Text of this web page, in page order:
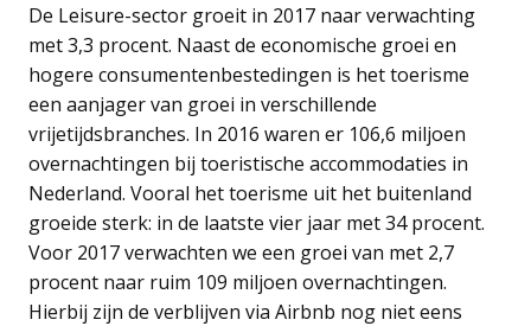
De Leisure-sector groeit in 2017 naar verwachting
met 3,3 procent. Naast de economische groei en
hogere consumentenbestedingen is het toerisme
een aanjager van groei in verschillende
vrijetijdsbranches. In 2016 waren er 106,6 miljoen
overnachtingen bij toeristische accommodaties in
Nederland. Vooral het toerisme uit het buitenland
groeide sterk: in de laatste vier jaar met 34 procent.
Voor 2017 verwachten we een groei van met 2,7
procent naar ruim 109 miljoen overnachtingen.
Hierbij zijn de verblijven via Airbnb nog niet eens